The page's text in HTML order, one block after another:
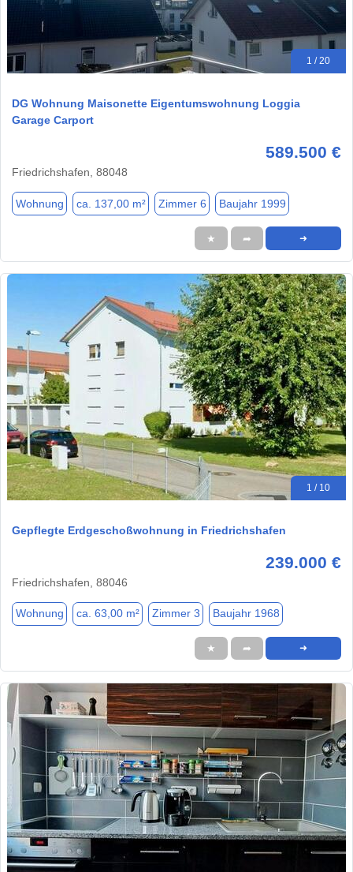
1 / 20
DG Wohnung Maisonette Eigentumswohnung Loggia
Garage Carport
589.500 €
Friedrichshafen, 88048
Wohnung ca. 137,00 m² Zimmer 6 Baujahr 1999
★ ➦ ➜
1 / 10
Gepflegte Erdgeschoßwohnung in Friedrichshafen
239.000 €
Friedrichshafen, 88046
Wohnung ca. 63,00 m² Zimmer 3 Baujahr 1968
★ ➦ ➜